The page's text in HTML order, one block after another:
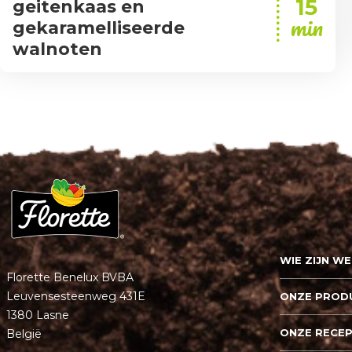
geitenkaas en
gekaramelliseerde
walnoten
15
min
Florette Benelux BVBA
Leuvensesteenweg 431E
1380 Lasne
België
WIE ZIJN WE
ONZE
ONZE